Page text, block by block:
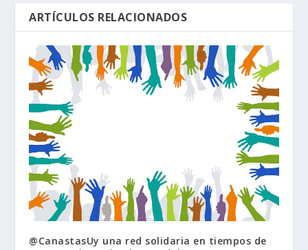
ARTÍCULOS RELACIONADOS
@CanastasUy una red solidaria en tiempos de